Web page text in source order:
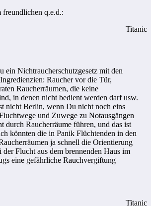
q.e.d.:
Titanic
ein Nichtraucherschutzgesetz mit den
Raucher vor die Tür,
Raucherräumen, die keine
in denen nicht bedient werden darf usw.
nicht Berlin, wenn Du nicht noch eins
und Zuwege zu Notausgängen
durch Raucherräume führen, und das ist
könnten die in Panik Flüchtenden in den
ja schnell die Orientierung
der Flucht aus dem brennenden Haus im
eine gefährliche Rauchvergiftung
Titanic